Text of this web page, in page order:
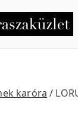
karóra /